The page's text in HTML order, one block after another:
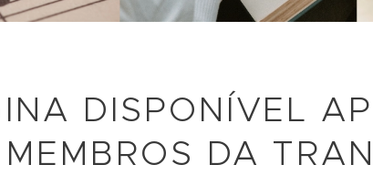
DISPONÍVEL
MEMBROS DA